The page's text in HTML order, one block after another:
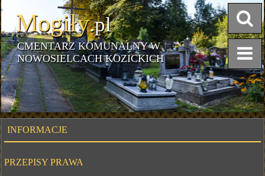
Mogiły.pl
CMENTARZ KOMUNALNY W
NOWOSIELCACH KOZICKICH
INFORMACJE
PRZEPISY PRAWA